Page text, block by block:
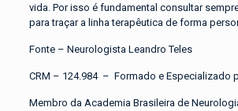
vida. Por isso é fundamental consultar
para traçar a linha terapêutica de forma
Fonte – Neurologista Leandro Teles
CRM – 124.984 – Formado e Especializado
Membro da Academia Brasileira de